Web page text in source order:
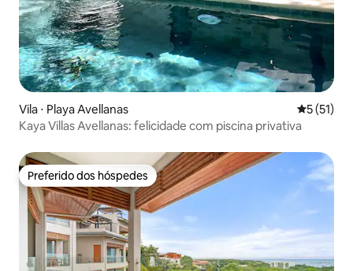
Vila ⋅ Playa Avellanas 5 de uma
5 (51)
Kaya Villas Avellanas: felicidade com piscina privativa
Preferido dos hóspedes
Preferido dos hóspedes